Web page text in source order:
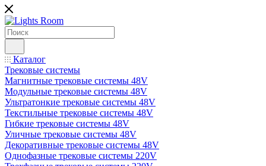
Каталог
Трековые системы
Магнитные трековые системы 48V
Модульные трековые системы 48V
Ультратонкие трековые системы 48V
Текстильные трековые системы 48V
Гибкие трековые системы 48V
Уличные трековые системы 48V
Декоративные трековые системы 48V
Однофазные трековые системы 220V